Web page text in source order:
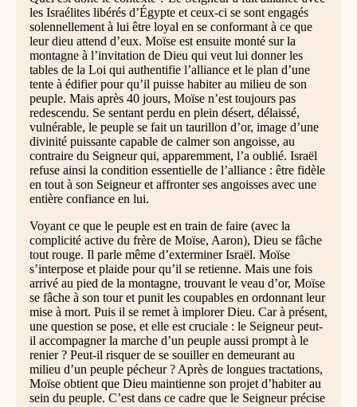
les Israélites libérés d’Égypte et ceux-ci se sont engagés
solennellement à lui être loyal en se conformant à ce que
leur dieu attend d’eux. Moïse est ensuite monté sur la
montagne à l’invitation de Dieu qui veut lui donner les
tables de la Loi qui authentifie l’alliance et le plan d’une
tente à édifier pour qu’il puisse habiter au milieu de son
peuple. Mais après 40 jours, Moïse n’est toujours pas
redescendu. Se sentant perdu en plein désert, délaissé,
vulnérable, le peuple se fait un taurillon d’or, image d’une
divinité puissante capable de calmer son angoisse, au
contraire du Seigneur qui, apparemment, l’a oublié. Israël
refuse ainsi la condition essentielle de l’alliance : être fidèle
en tout à son Seigneur et affronter ses angoisses avec une
entière confiance en lui.
Voyant ce que le peuple est en train de faire (avec la
complicité active du frère de Moïse, Aaron), Dieu se fâche
tout rouge. Il parle même d’exterminer Israël. Moïse
s’interpose et plaide pour qu’il se retienne. Mais une fois
arrivé au pied de la montagne, trouvant le veau d’or, Moïse
se fâche à son tour et punit les coupables en ordonnant leur
mise à mort. Puis il se remet à implorer Dieu. Car à présent,
une question se pose, et elle est cruciale : le Seigneur peut-
il accompagner la marche d’un peuple aussi prompt à le
renier ? Peut-il risquer de se souiller en demeurant au
milieu d’un peuple pécheur ? Après de longues tractations,
Moïse obtient que Dieu maintienne son projet d’habiter au
sein du peuple. C’est dans ce cadre que le Seigneur précise